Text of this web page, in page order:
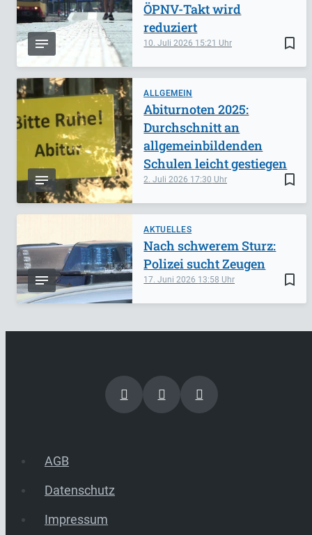
bookmark_border
10. Juli 2026 15:21
ÖPNV-Takt wird
reduziert
ALLGEMEIN
bookmark_border
2. Juli 2026 17:30
Abiturnoten 2025:
Durchschnitt an
allgemeinbildenden
Schulen leicht gestiegen
AKTUELLES
bookmark_border
17. Juni 2026 13:58
Nach schwerem Sturz:
Polizei sucht Zeugen
AGB
Datenschutz
Impressum